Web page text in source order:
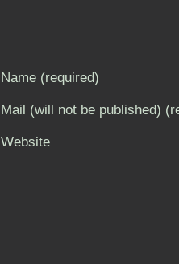
Name (required)
Mail (will not be published)
Website